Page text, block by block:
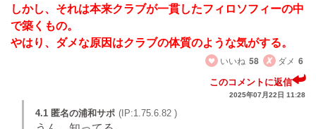
しかし、それは本来クラブが一貫したフィロソフィーの中
で築くもの。
やはり、ダメな原因はクラブの体質のような気がする。
いいね 58 ダメ 6
このコメントに返信
2025年07月22日 11:28
4.1 匿名の浦和サポ (IP:1.75.6.82 )